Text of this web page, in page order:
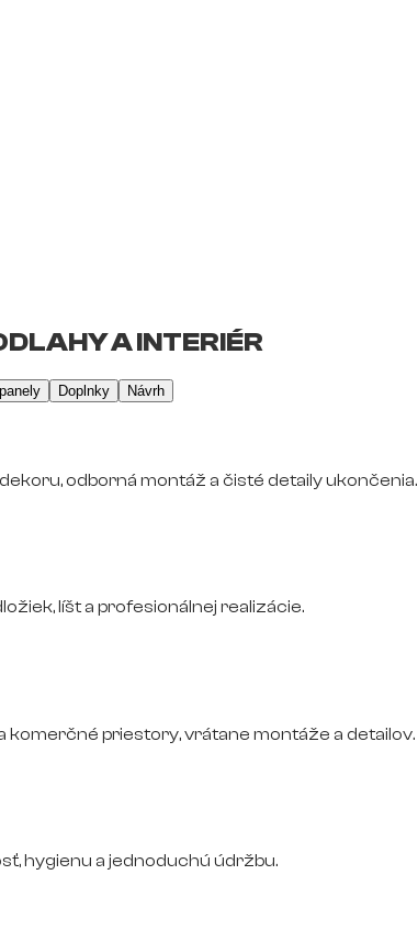
A INTERIÉR
Doplnky Návrh
odborná montáž a čisté detaily ukončenia.
líšt a profesionálnej realizácie.
komerčné priestory, vrátane montáže a detailov.
hygienu a jednoduchú údržbu.